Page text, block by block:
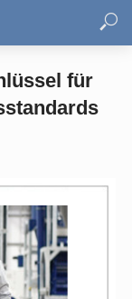
für